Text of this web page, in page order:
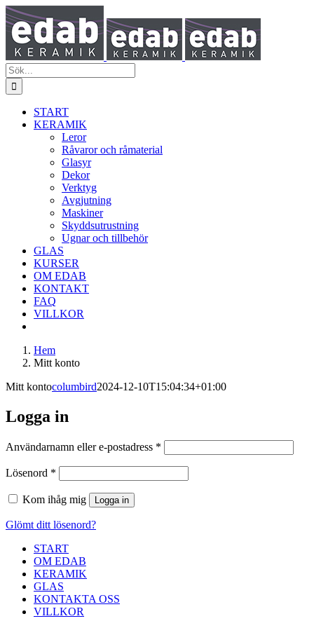
Fortsätt
till
innehållet
Sök
efter:
START
KERAMIK
Leror
Råvaror och råmaterial
Glasyr
Dekor
Verktyg
Avgjutning
Maskiner
Skyddsutrustning
Ugnar och tillbehör
GLAS
KURSER
OM EDAB
KONTAKT
FAQ
VILLKOR
Hem
Mitt konto
Mitt kontocolumbird2024-12-10T15:04:34+01:00
Logga in
Användarnamn eller e-postadress *
Lösenord *
Kom ihåg mig Logga in
Glömt ditt lösenord?
START
OM EDAB
KERAMIK
GLAS
KONTAKTA OSS
VILLKOR